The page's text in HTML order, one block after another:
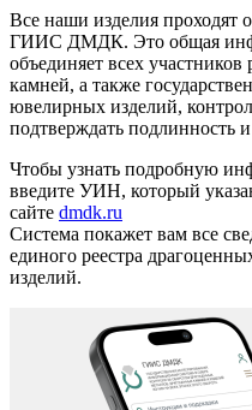
Все наши изделия проходят
ГИИС ДМДК. Это общая
объединяет всех
камней, а также
ювелирных изделий,
подтверждать подлинность
Чтобы узнать подробную
введите УИН, который
сайте dmdk.ru
Система покажет вам все
единого реестра
изделий.